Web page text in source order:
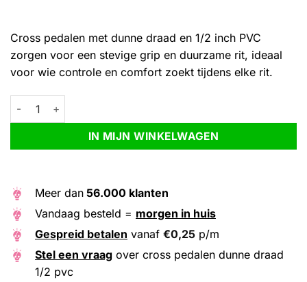
Cross pedalen met dunne draad en 1/2 inch PVC
zorgen voor een stevige grip en duurzame rit, ideaal
voor wie controle en comfort zoekt tijdens elke rit.
cross pedalen dunne draad 1/2 pvc aantal
IN MIJN WINKELWAGEN
Alternative:
Meer dan 56.000 klanten
Vandaag besteld = morgen in huis
Gespreid betalen vanaf €0,25 p/m
Stel een vraag over cross pedalen dunne draad
1/2 pvc